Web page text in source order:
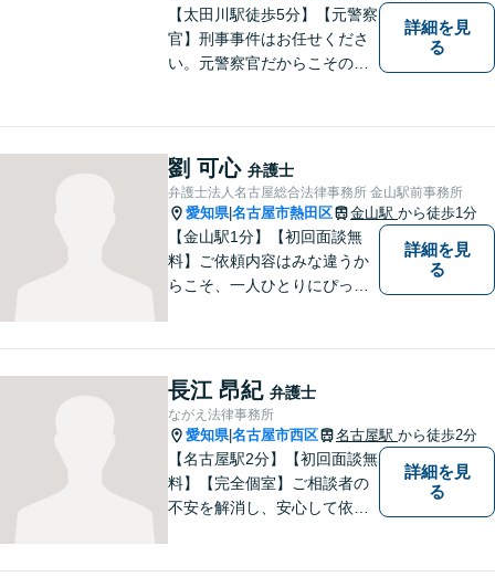
【太田川駅徒歩5分】【元警察
官】刑事事件はお任せくださ
い。元警察官だからこその視
ることはございません。元警
察官の経験を活かした交通事
故事案対応もいたします。
詳細を見
る
劉 可心 弁護士
弁護士法人名古屋総合法律事務所 金山駅前事務所
愛知県|名古屋市熱田区 金山駅 から徒歩1分
【金山駅1分】【初回面談無
料】ご依頼内容はみな違うか
らこそ、一人ひとりにぴった
ます。誰にも話せず抱えてき
た不安を、どうぞお聞かせく
ださい。【電話・WEB相談も
対応可能】
詳細を見
る
長江 昂紀 弁護士
ながえ法律事務所
愛知県|名古屋市西区 名古屋駅 から徒歩2分
【名古屋駅2分】【初回面談無
料】【完全個室】ご相談者の
不安を解消し、安心して依頼
詳細を見
る